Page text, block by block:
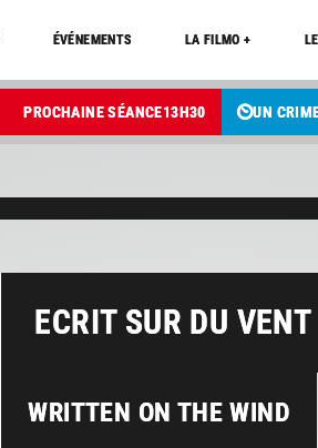
ÉVÉNEMENTS LA FILMO +
PROCHAINE SÉANCE13H30 UN
ECRIT SUR DU VENT
WRITTEN ON THE WIND